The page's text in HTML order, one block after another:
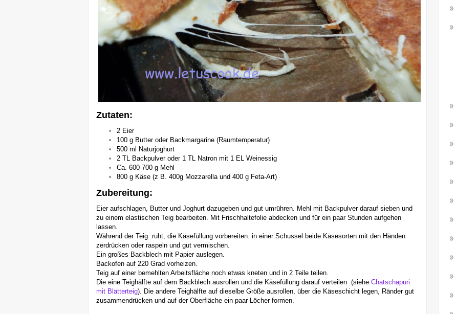
Zutaten:
2 Eier
100 g Butter oder Backmargarine (Raumtemperatur)
500 ml Naturjoghurt
2 TL Backpulver oder 1 TL Natron mit 1 EL Weinessig
Ca. 600-700 g Mehl
800 g Käse (z B. 400g Mozzarella und 400 g Feta-Art)
Zubereitung:
Eier aufschlagen, Butter und Joghurt dazugeben und gut umrühren. Mehl mit Backpulver darauf sieben und
zu einem elastischen Teig bearbeiten. Mit Frischhaltefolie abdecken und für ein paar Stunden aufgehen
lassen.
Während der Teig ruht, die Käsefüllung vorbereiten: in einer Schussel beide Käsesorten mit den Händen
zerdrücken oder raspeln und gut vermischen.
Ein großes Backblech mit Papier auslegen.
Backofen auf 220 Grad vorheizen.
Teig auf einer bemehlten Arbeitsfläche noch etwas kneten und in 2 Teile teilen.
Die eine Teighälfte auf dem Backblech ausrollen und die Käsefüllung darauf verteilen (siehe Chatschapuri
mit Blätterteig). Die andere Teighälfte auf dieselbe Größe ausrollen, über die Käseschicht legen, Ränder gut
zusammendrücken und auf der Oberfläche ein paar Löcher formen.